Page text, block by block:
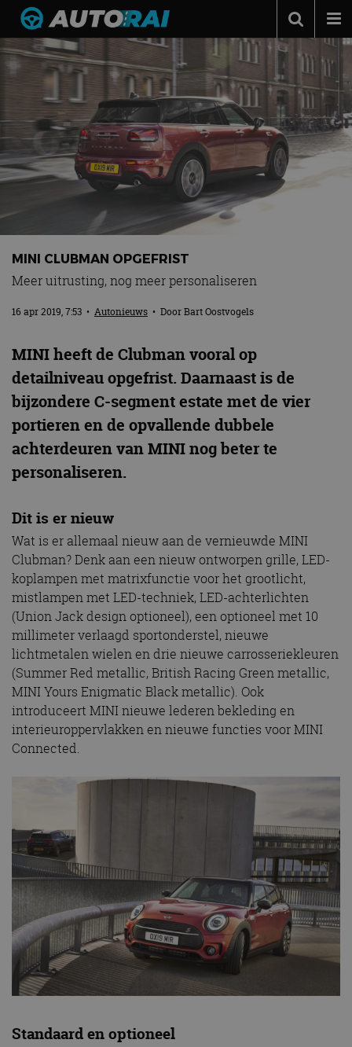
Autonieuws
Podcast
Autotests
Automerken
Adverteren
MotorRAI.nl
MINI CLUBMAN OPGEFRIST
Meer uitrusting, nog meer personaliseren
16 apr 2019, 7:53 • Autonieuws • DoorBart Oostvogels
MINI heeft de Clubman vooral op
detailniveau opgefrist. Daarnaast is de
bijzondere C-segment estate met de vier
portieren en de opvallende dubbele
achterdeuren van MINI nog beter te
personaliseren.
Dit is er nieuw
Wat is er allemaal nieuw aan de vernieuwde MINI
Clubman? Denk aan een nieuw ontworpen grille, LED-
koplampen met matrixfunctie voor het grootlicht,
mistlampen met LED-techniek, LED-achterlichten
(Union Jack design optioneel), een optioneel met 10
millimeter verlaagd sportonderstel, nieuwe
lichtmetalen wielen en drie nieuwe carrosseriekleuren
(Summer Red metallic, British Racing Green metallic,
MINI Yours Enigmatic Black metallic). Ook
introduceert MINI nieuwe lederen bekleding en
interieuroppervlakken en nieuwe functies voor MINI
Connected.
Standaard en optioneel